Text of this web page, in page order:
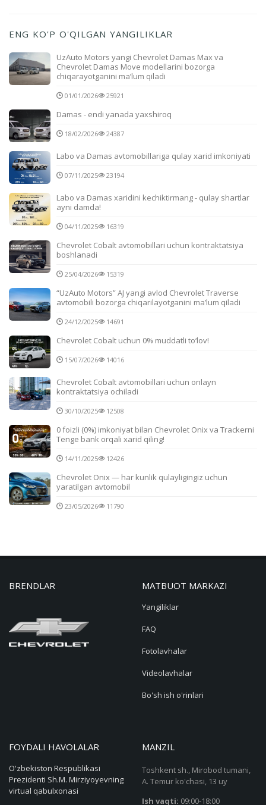
ENG KO'P O'QILGAN YANGILIKLAR
UzAuto Motors yangi Chevrolet Damas Max va
Chevrolet Damas Move modellarini bozorga
chiqarayotganini ma’lum qiladi
01/01/2026 25921
Damas - endi yanada yaxshiroq
18/02/2026 24387
Labo va Damas avtomobillariga qulay xarid imkoniyati
07/11/2025 23194
Labo va Damas xaridini kechiktirmang - qulay shartlar
ayni damda!
04/11/2025 16319
Chevrolet Cobalt avtomobillari uchun kontraktatsiya
boshlanadi
25/04/2026 15319
“UzAuto Motors” AJ yangi avlod Chevrolet Traverse
avtomobili bozorga chiqarilayotganini ma’lum qiladi
24/12/2025 14691
Chevrolet Cobalt uchun 0% muddatli to‘lov!
15/07/2026 14016
Chevrolet Cobalt avtomobillari uchun onlayn
kontraktatsiya ochiladi
30/10/2025 12508
0 foizli (0%) imkoniyat bilan Chevrolet Onix va Trackerni
Tenge bank orqali xarid qiling!
14/11/2025 12426
Chevrolet Onix — har kunlik qulayligingiz uchun
yaratilgan avtomobil
23/05/2026 11790
BRENDLAR MATBUOT MARKAZI
Yangiliklar
FAQ
Fotolavhalar
Videolavhalar
Bo'sh ish o'rinlari
FOYDALI HAVOLALAR
O'zbekiston Respublikasi
Prezidenti Sh.M. Mirziyoyevning
virtual qabulxonasi
MANZIL
Toshkent sh., Mirobod tumani,
A. Temur ko'chasi, 13 uy
Ish vaqti: 09:00-18:00